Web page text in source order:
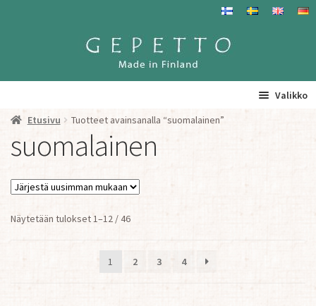
Siirry
Siirry
Valikko
Etusivu
Jälleenmyyjät ja agentit
Etusivu Tuotteet avainsanalla “suomalainen”
suomalainen
Näytetään tulokset 1–12 / 46Sorted
1
2 3 4